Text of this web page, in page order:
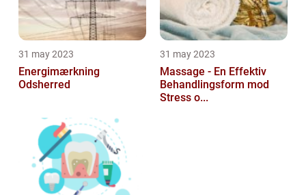
31 may 2023
Energimærkning
Odsherred
31 may 2023
Massage - En Effektiv
Behandlingsform mod
Stress o...